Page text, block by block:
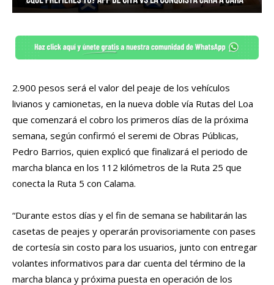
2.900 pesos será el valor del peaje de los vehículos
livianos y camionetas, en la nueva doble vía Rutas del Loa
que comenzará el cobro los primeros días de la próxima
semana, según confirmó el seremi de Obras Públicas,
Pedro Barrios, quien explicó que finalizará el periodo de
marcha blanca en los 112 kilómetros de la Ruta 25 que
conecta la Ruta 5 con Calama.
“Durante estos días y el fin de semana se habilitarán las
casetas de peajes y operarán provisoriamente con pases
de cortesía sin costo para los usuarios, junto con entregar
volantes informativos para dar cuenta del término de la
marcha blanca y próxima puesta en operación de los